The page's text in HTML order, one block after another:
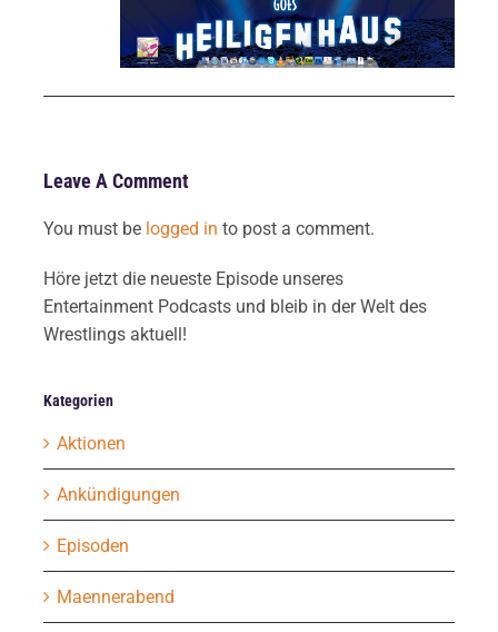
Leave A Comment
You must be logged in to post a comment.
Höre jetzt die neueste Episode unseres
Entertainment Podcasts und bleib in der Welt des
Wrestlings aktuell!
Kategorien
Aktionen
Ankündigungen
Episoden
Maennerabend